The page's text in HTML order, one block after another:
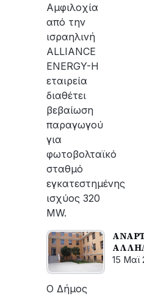
Αμφιλοχία
από την
ισραηλινή
ALLIANCE
ENERGY-Η
εταιρεία
διαθέτει
βεβαίωση
παραγωγού
για
φωτοβολταϊκό
σταθμό
εγκατεστημένης
ισχύος 320
MW.
15 Μαϊ
Ο Δήμος